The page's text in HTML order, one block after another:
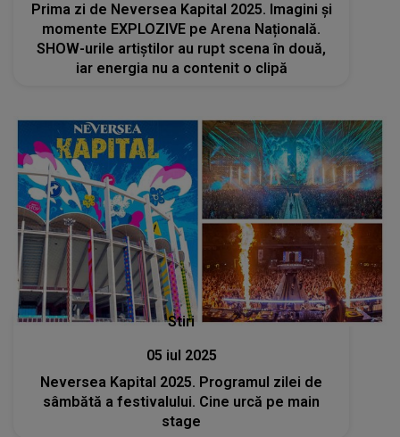
Prima zi de Neversea Kapital 2025. Imagini și
momente EXPLOZIVE pe Arena Națională.
SHOW-urile artiștilor au rupt scena în două,
iar energia nu a contenit o clipă
Stiri
05 iul 2025
Neversea Kapital 2025. Programul zilei de
sâmbătă a festivalului. Cine urcă pe main
stage